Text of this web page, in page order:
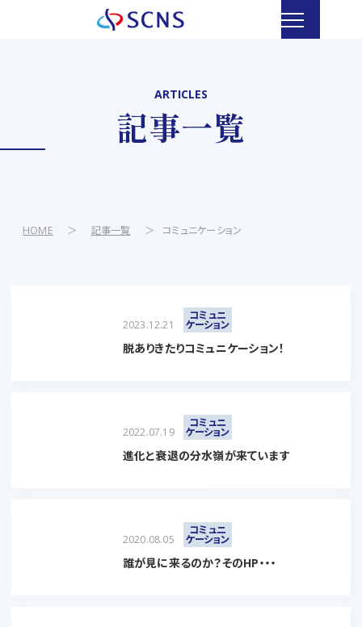
ARTICLES
記事一覧
HOME ＞ 記事一覧 ＞ コミュニケーション
2023.12.21
コミュニ
ケーション
脱ありきたりコミュニケーション！
2022.07.19
コミュニ
ケーション
進化と衰退の分水嶺が来ています
2020.08.05
コミュニ
ケーション
誰が見に来るのか？そのHP・・・